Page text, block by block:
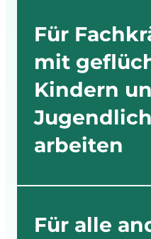
Für
mit
Kindern
arbeiten
Für alle